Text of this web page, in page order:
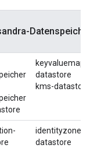
keyvaluemap-
datastore
kms-datastore
identityzone-
datastore